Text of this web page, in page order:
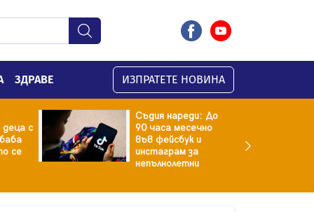
ЗДРАВЕ ИЗПРАТЕТЕ НОВИНА
с
се
Съдия нареди: До
90 часа месечно
във фейсбук и
инстаграм за
непълнолетни